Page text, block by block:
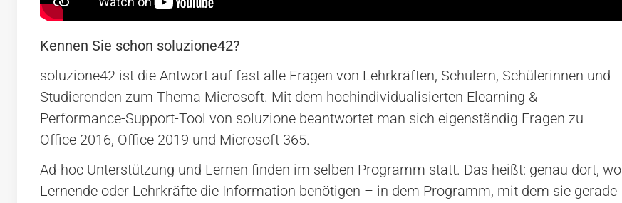
Kennen Sie schon soluzione42?
soluzione42 ist die Antwort auf fast alle Fragen von Lehrkräften, Schülern, Schülerinnen und
Studierenden zum Thema Microsoft. Mit dem hochindividualisierten Elearning &
Performance-Support-Tool von soluzione beantwortet man sich eigenständig Fragen zu
Office 2016, Office 2019 und Microsoft 365.
Ad-hoc Unterstützung und Lernen finden im selben Programm statt. Das heißt: genau dort, wo
Lernende oder Lehrkräfte die Information benötigen – in dem Programm, mit dem sie gerade